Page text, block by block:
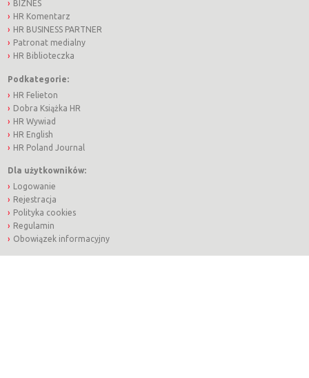
BIZNES
HR Komentarz
HR BUSINESS PARTNER
Patronat medialny
HR Biblioteczka
Podkategorie:
HR Felieton
Dobra Książka HR
HR Wywiad
HR English
HR Poland Journal
Dla użytkowników:
Logowanie
Rejestracja
Polityka cookies
Regulamin
Obowiązek informacyjny